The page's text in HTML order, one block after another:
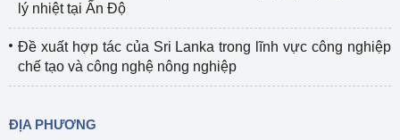
lý nhiệt tại Ấn Độ
Đề xuất hợp tác của Sri Lanka trong lĩnh vực công nghiệp
chế tạo và công nghệ nông nghiệp
ĐỊA PHƯƠNG